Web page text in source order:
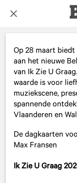
Op 28 maart
aan het nieuwe
van Ik Zie U
waarde is voor
muziekscene,
spannende
Vlaanderen en
De dagkaarten
Max Fransen
Ik Zie U Graag